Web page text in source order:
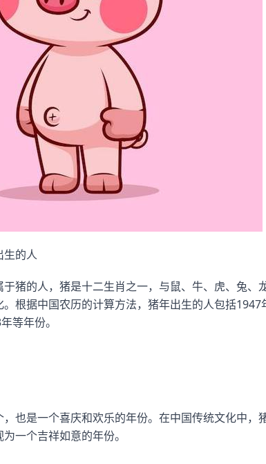
生的人
猪的人，猪是十二生肖之一，与鼠、牛、虎、兔、
根据中国农历的计算方法，猪年出生的人包括1947
等年份。
也是一个喜庆和欢乐的年份。在中国传统文化中，
一个吉祥如意的年份。